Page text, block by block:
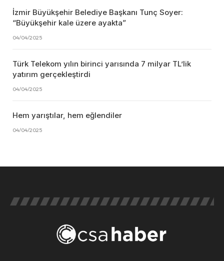
İzmir Büyükşehir Belediye Başkanı Tunç Soyer:
“Büyükşehir kale üzere ayakta”
04/04/2025
Türk Telekom yılın birinci yarısında 7 milyar TL’lik
yatırım gerçekleştirdi
04/04/2025
Hem yarıştılar, hem eğlendiler
04/04/2025